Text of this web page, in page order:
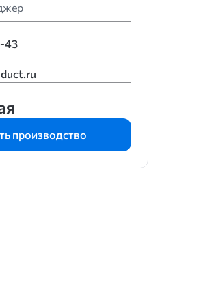
43
производство